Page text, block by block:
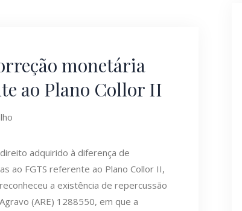
monetária
ao Plano Collor II
adquirido à diferença de
ao FGTS referente ao Plano Collor II,
a existência de repercussão
(ARE) 1288550, em que a